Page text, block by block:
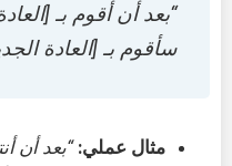
“بعد أن أقوم بـ
سأقوم بـ [العادة
مثال عملي: “بعد أن